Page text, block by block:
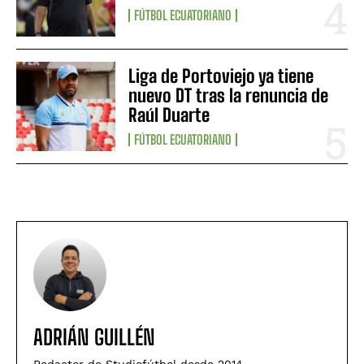
FÚTBOL ECUATORIANO
Liga de Portoviejo ya tiene
nuevo DT tras la renuncia de
Raúl Duarte
FÚTBOL ECUATORIANO
ADRIÁN GUILLÉN